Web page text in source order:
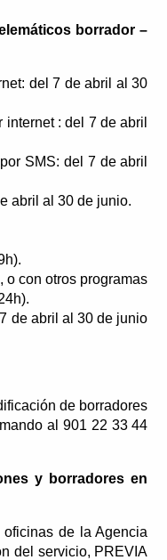
borrador –
del 7 de abril al 30
: del 7 de abril
SMS: del 7 de abril
abril al 30 de junio.
o con otros programas
de abril al 30 de junio
de borradores
al 901 22 33 44
y borradores en
de la Agencia
del servicio, PREVIA